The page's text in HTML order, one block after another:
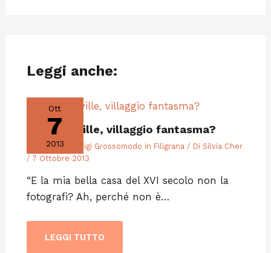
Leggi anche:
Ott
7
2013
Goussainville, villaggio fantasma?
Fuori Porta Parigi Grossomodo in Filigrana/ Di Silvia Cher
/ 7 Ottobre 2013
“E la mia bella casa del XVI secolo non la
fotografi? Ah, perché non è…
LEGGI TUTTO